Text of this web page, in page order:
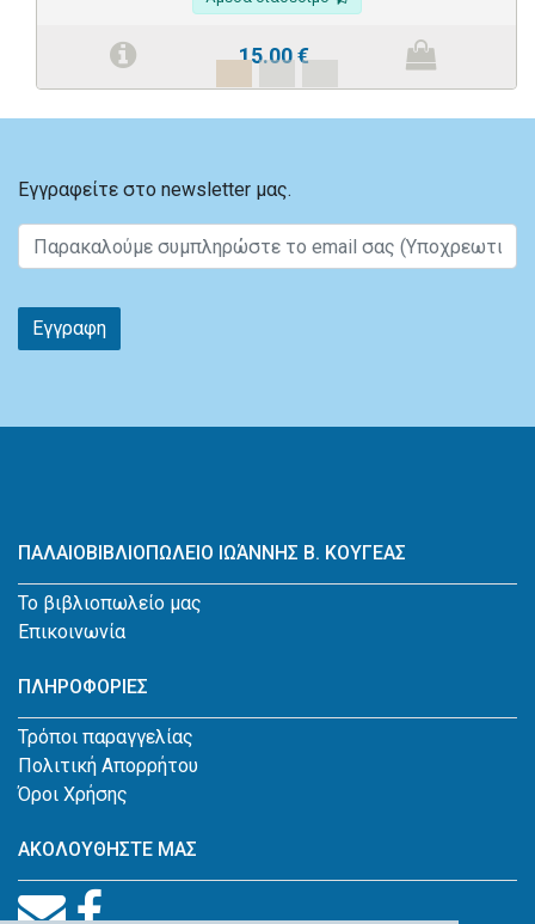
15.00€
Εγγραφείτε στο newsletter μας.
Εγγραφη
ΠΑΛΑΙΟΒΙΒΛΙΟΠΩΛΕΙΟ ΙΩΆΝΝΗΣ Β. ΚΟΥΓΕΑΣ
Το βιβλιοπωλείο μας
Επικοινωνία
ΠΛΗΡΟΦΟΡΙΕΣ
Τρόποι παραγγελίας
Πολιτική Απορρήτου
Όροι Χρήσης
ΑΚΟΛΟΥΘΗΣΤΕ ΜΑΣ